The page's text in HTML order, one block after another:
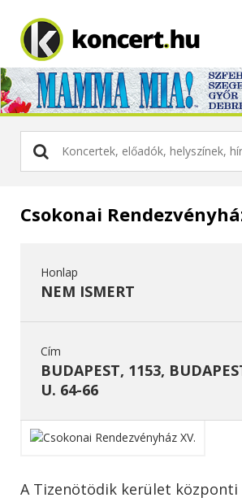
Csokonai
Honlap
NEM ISMERT
Cím
BUDAPEST, 1153,
U. 64-66
A Tizenötödik kerület központi